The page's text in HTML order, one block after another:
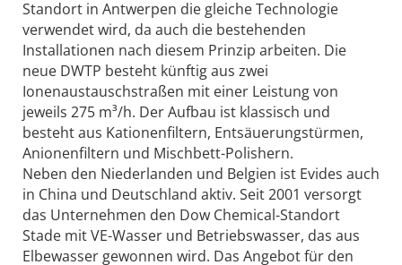
Standort in Antwerpen die gleiche Technologie
verwendet wird, da auch die bestehenden
Installationen nach diesem Prinzip arbeiten. Die
neue DWTP besteht künftig aus zwei
Ionenaustauschstraßen mit einer Leistung von
jeweils 275 m³/h. Der Aufbau ist klassisch und
besteht aus Kationenfiltern, Entsäuerungstürmen,
Anionenfiltern und Mischbett-Polishern.
Neben den Niederlanden und Belgien ist Evides auch
in China und Deutschland aktiv. Seit 2001 versorgt
das Unternehmen den Dow Chemical-Standort
Stade mit VE-Wasser und Betriebswasser, das aus
Elbewasser gewonnen wird. Das Angebot für den